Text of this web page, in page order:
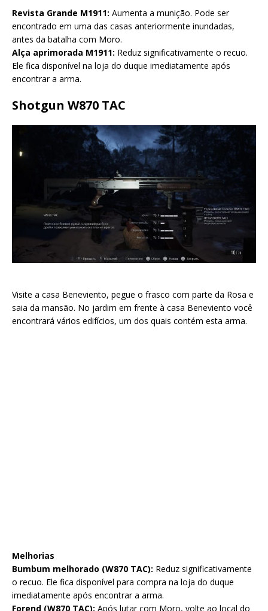
Revista Grande M1911: Aumenta a munição. Pode ser
encontrado em uma das casas anteriormente inundadas,
antes da batalha com Moro.
Alça aprimorada M1911: Reduz significativamente o recuo.
Ele fica disponível na loja do duque imediatamente após
encontrar a arma.
Shotgun W870 TAC
Visite a casa Beneviento, pegue o frasco com parte da Rosa e
saia da mansão. No jardim em frente à casa Beneviento você
encontrará vários edifícios, um dos quais contém esta arma.
Melhorias
Bumbum melhorado (W870 TAC): Reduz significativamente
o recuo. Ele fica disponível para compra na loja do duque
imediatamente após encontrar a arma.
Forend (W870 TAC): Após lutar com Moro, volte ao local do